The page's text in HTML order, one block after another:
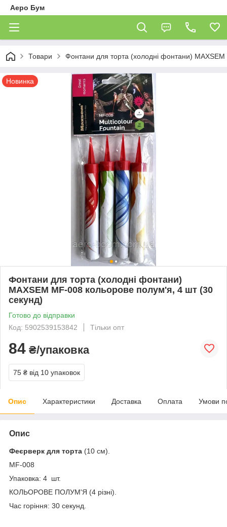
Аеро Бум
Товари Фонтани для торта (холодні фонтани)
Новинка
Фонтани для торта (холодні фонтани)
MAXSEM MF-008 кольорове полум'я, 4 шт (30
секунд)
Готово до відправки
Код: 5902539153842
Тільки опт
84 ₴/упаковка
75 ₴ від 10 упаковок
Опис Характеристики Доставка Оплата Умови
Опис
Феєрверк для торта (10 см).
MF-008
Упаковка: 4 шт.
КОЛЬОРОВЕ ПОЛУМ'Я (4 різні).
Час горіння: 30 секунд.